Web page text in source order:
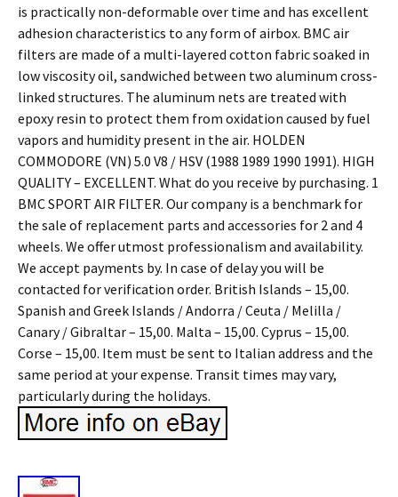
is practically non-deformable over time and has excellent
adhesion characteristics to any form of airbox. BMC air
filters are made of a multi-layered cotton fabric soaked in
low viscosity oil, sandwiched between two aluminum cross-
linked structures. The aluminum nets are treated with
epoxy resin to protect them from oxidation caused by fuel
vapors and humidity present in the air. HOLDEN
COMMODORE (VN) 5.0 V8 / HSV (1988 1989 1990 1991). HIGH
QUALITY – EXCELLENT. What do you receive by purchasing. 1
BMC SPORT AIR FILTER. Our company is a benchmark for
the sale of replacement parts and accessories for 2 and 4
wheels. We offer utmost professionalism and availability.
We accept payments by. In case of delay you will be
contacted for verification order. British Islands – 15,00.
Spanish and Greek Islands / Andorra / Ceuta / Melilla /
Canary / Gibraltar – 15,00. Malta – 15,00. Cyprus – 15,00.
Corse – 15,00. Item must be sent to Italian address and the
same period at your expense. Transit times may vary,
particularly during the holidays.